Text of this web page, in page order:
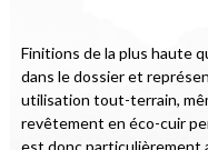
Finitions de la plus haute
dans le dossier et
utilisation tout-terrain,
revêtement en éco-cuir